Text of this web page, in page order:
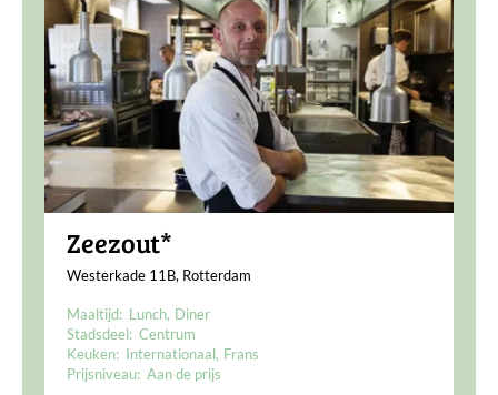
Zeezout*
Westerkade 11B, Rotterdam
Maaltijd: Lunch Diner
Stadsdeel: Centrum
Keuken: Internationaal Frans
Prijsniveau: Aan de prijs